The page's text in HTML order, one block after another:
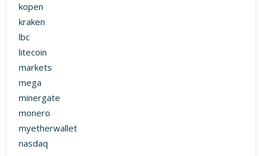
kopen
kraken
lbc
litecoin
markets
mega
minergate
monero
myetherwallet
nasdaq